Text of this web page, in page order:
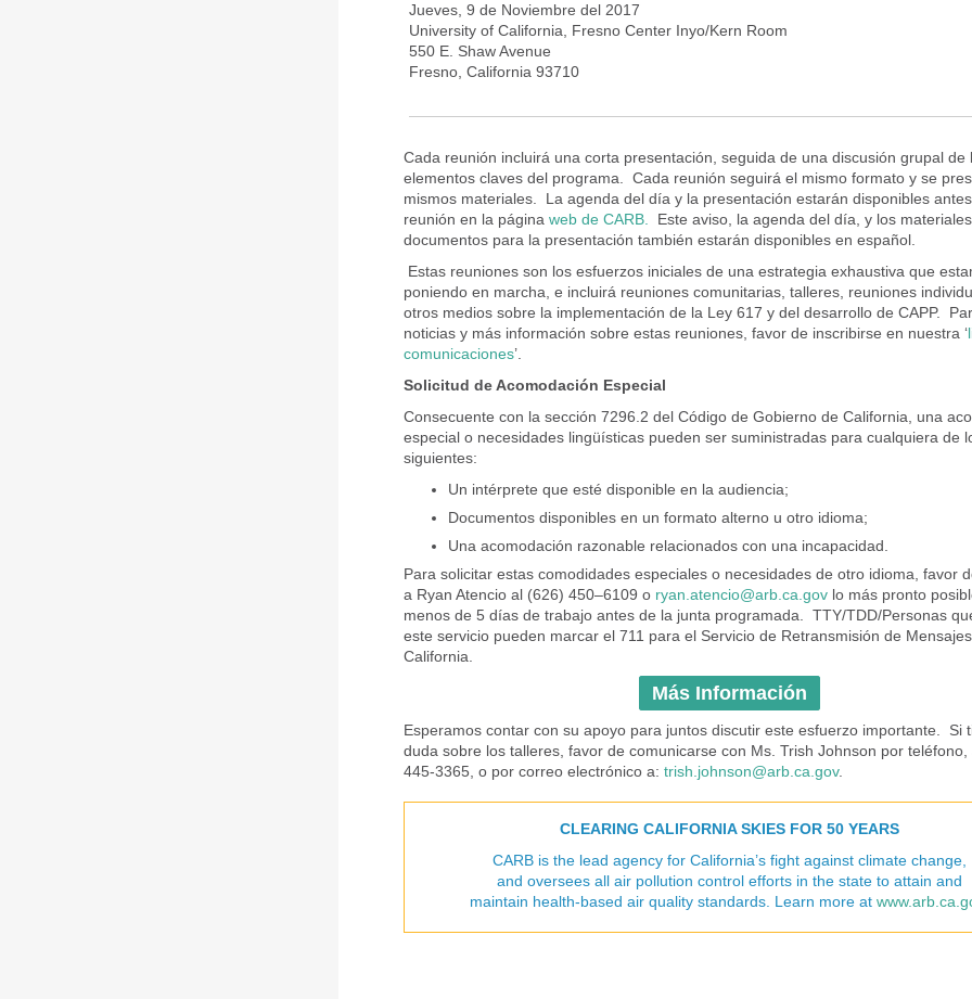
Jueves, 9 de Noviembre del 2017
University of California, Fresno Center Inyo/Kern Room
550 E. Shaw Avenue
Fresno, California 93710
Cada reunión incluirá una corta presentación, seguida de una discusión grupal de
elementos claves del programa.
Cada reunión seguirá el mismo formato y se
mismos materiales.
La agenda del día y la presentación estarán disponibles
reunión en la página web de CARB.
Este aviso, la agenda del día, y los
documentos para la presentación también estarán disponibles en español.
Estas reuniones son los esfuerzos iniciales de una estrategia exhaustiva que
poniendo en marcha, e incluirá reuniones comunitarias, talleres, reuniones
otros medios sobre la implementación de la Ley 617 y del desarrollo de CAPP.
noticias y más información sobre estas reuniones, favor de inscribirse en nuestra ‘
comunicaciones’.
Solicitud de Acomodación Especial
Consecuente con la sección 7296.2 del Código de Gobierno de California, una
especial o necesidades lingüísticas pueden ser suministradas para cualquiera de
siguientes:
Un intérprete que esté disponible en la audiencia;
Documentos disponibles en un formato alterno u otro idioma;
Una acomodación razonable relacionados con una incapacidad.
Para solicitar estas comodidades especiales o necesidades de otro idioma, favor
a Ryan Atencio al (626) 450–6109 o ryan.atencio@arb.ca.gov lo más pronto
menos de 5 días de trabajo antes de la junta programada. TTY/TDD/Personas
este servicio pueden marcar el 711 para el Servicio de Retransmisión de
California.
Más Información
Esperamos contar con su apoyo para juntos discutir este esfuerzo importante. Si
duda sobre los talleres, favor de comunicarse con Ms. Trish Johnson por teléfono,
445-3365, o por correo electrónico a: trish.johnson@arb.ca.gov.
CLEARING CALIFORNIA SKIES FOR 50 YEARS
CARB is the lead agency for California’s fight against climate change,
and oversees all air pollution control efforts in the state to attain and
maintain health-based air quality standards. Learn more at